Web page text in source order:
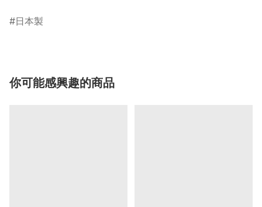
日本製
你可能感興趣的商品